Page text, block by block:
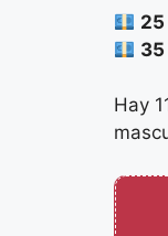
25
35
Hay